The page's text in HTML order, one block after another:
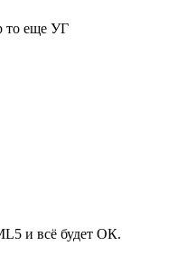
то еще УГ
и всё будет ОК.